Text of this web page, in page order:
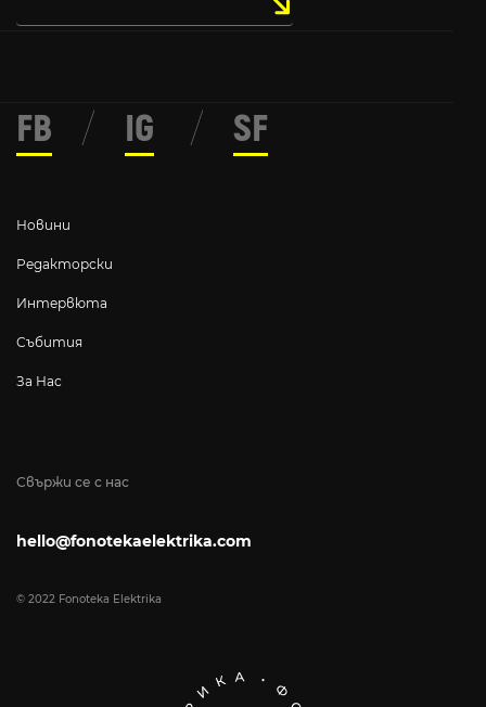
Свържи се с нас
hello@fonotekaelektrika.com
© 2022 Fonoteka Elektrika
Новини
Редакторски
Интервюта
Събития
За Нас
FB / IG / SF